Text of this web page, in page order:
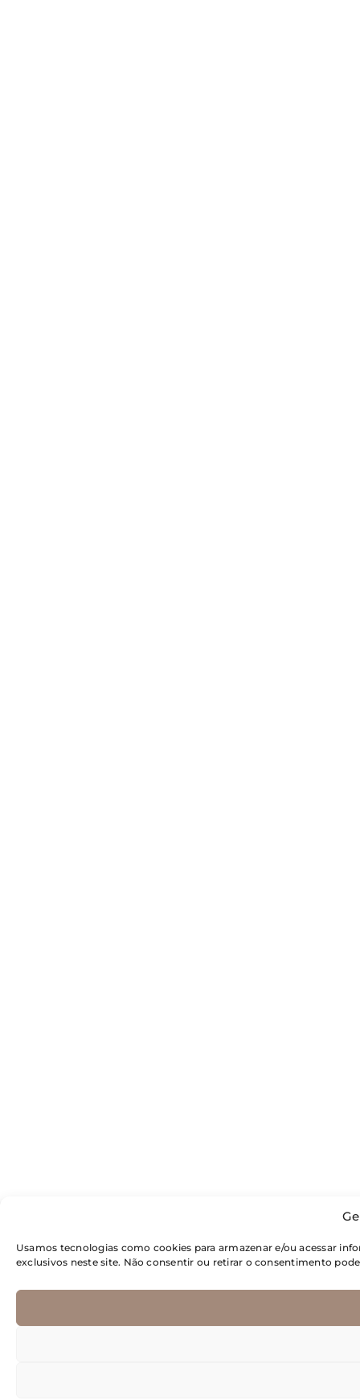
Usamos tecnologias como cookies para armazenar e/ou acessar
exclusivos neste site. Não consentir ou retirar o consentimento